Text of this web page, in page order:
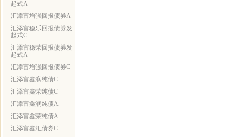
起式A
汇添富增强回报债券A
汇添富稳乐回报债券发
起式C
汇添富稳荣回报债券发
起式A
汇添富增强回报债券C
汇添富鑫润纯债C
汇添富鑫荣纯债C
汇添富鑫润纯债A
汇添富鑫荣纯债A
汇添富鑫汇债券C